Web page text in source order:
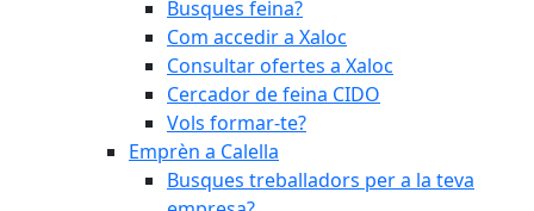
Busques feina?
Com accedir a Xaloc
Consultar ofertes a Xaloc
Cercador de feina CIDO
Vols formar-te?
Emprèn a Calella
Busques treballadors per a la teva